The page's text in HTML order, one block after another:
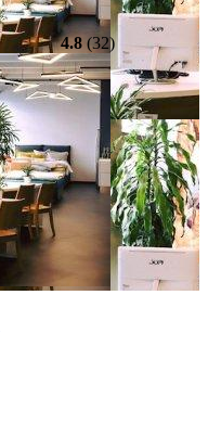
4.8 (32)